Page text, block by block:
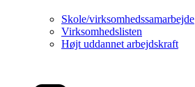
Skole/virksomhedssamarbejde
Virksomhedslisten
Højt uddannet arbejdskraft